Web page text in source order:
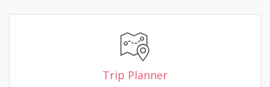
Trip Planner